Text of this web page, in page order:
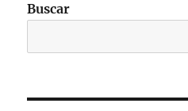
Buscar